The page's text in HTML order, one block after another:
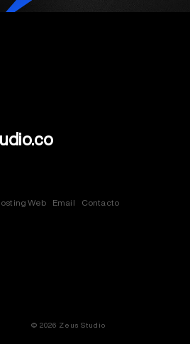
Web Email Contacto
© 2026 Zeus Studio